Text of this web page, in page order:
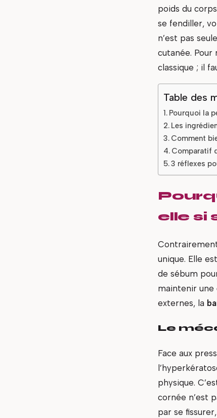
poids du
se fendiller,
n’est pas
cutanée. Pour
classique ; il
Table des
Pourquoi la
Les
Comment
Comparatif
3 réflexes
elle si
unique. Elle
de sébum
maintenir une
externes, la
Le
Face aux
physique.
cornée n’est
par se